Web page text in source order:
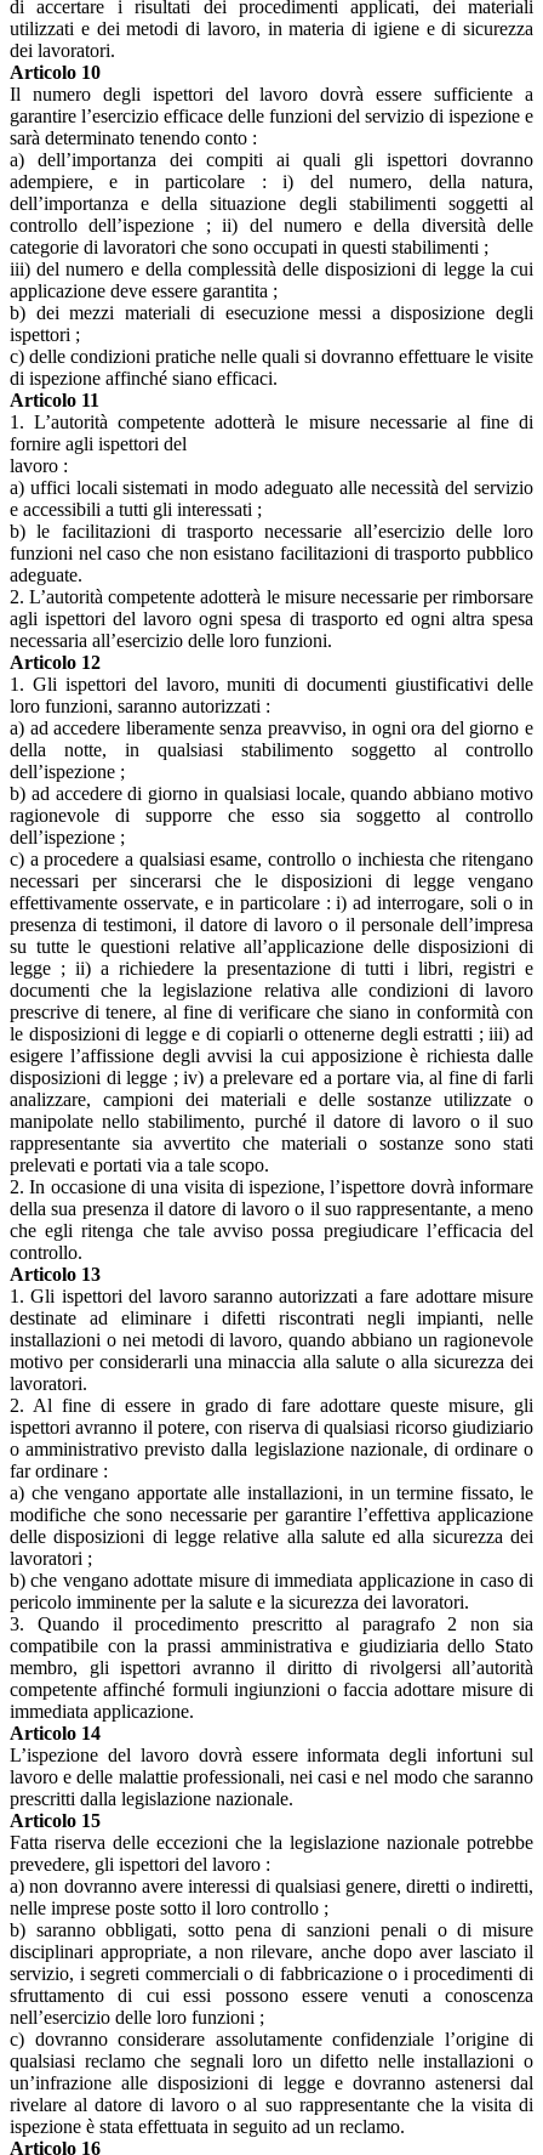
di accertare i risultati dei procedimenti applicati, dei materiali
utilizzati e dei metodi di lavoro, in materia di igiene e di sicurezza
dei lavoratori.
Articolo 10
Il numero degli ispettori del lavoro dovrà essere sufficiente a
garantire l’esercizio efficace delle funzioni del servizio di ispezione e
sarà determinato tenendo conto :
a) dell’importanza dei compiti ai quali gli ispettori dovranno
adempiere, e in particolare : i) del numero, della natura,
dell’importanza e della situazione degli stabilimenti soggetti al
controllo dell’ispezione ; ii) del numero e della diversità delle
categorie di lavoratori che sono occupati in questi stabilimenti ;
iii) del numero e della complessità delle disposizioni di legge la cui
applicazione deve essere garantita ;
b) dei mezzi materiali di esecuzione messi a disposizione degli
ispettori ;
c) delle condizioni pratiche nelle quali si dovranno effettuare le visite
di ispezione affinché siano efficaci.
Articolo 11
1. L’autorità competente adotterà le misure necessarie al fine di
fornire agli ispettori del
lavoro :
a) uffici locali sistemati in modo adeguato alle necessità del servizio
e accessibili a tutti gli interessati ;
b) le facilitazioni di trasporto necessarie all’esercizio delle loro
funzioni nel caso che non esistano facilitazioni di trasporto pubblico
adeguate.
2. L’autorità competente adotterà le misure necessarie per rimborsare
agli ispettori del lavoro ogni spesa di trasporto ed ogni altra spesa
necessaria all’esercizio delle loro funzioni.
Articolo 12
1. Gli ispettori del lavoro, muniti di documenti giustificativi delle
loro funzioni, saranno autorizzati :
a) ad accedere liberamente senza preavviso, in ogni ora del giorno e
della notte, in qualsiasi stabilimento soggetto al controllo
dell’ispezione ;
b) ad accedere di giorno in qualsiasi locale, quando abbiano motivo
ragionevole di supporre che esso sia soggetto al controllo
dell’ispezione ;
c) a procedere a qualsiasi esame, controllo o inchiesta che ritengano
necessari per sincerarsi che le disposizioni di legge vengano
effettivamente osservate, e in particolare : i) ad interrogare, soli o in
presenza di testimoni, il datore di lavoro o il personale dell’impresa
su tutte le questioni relative all’applicazione delle disposizioni di
legge ; ii) a richiedere la presentazione di tutti i libri, registri e
documenti che la legislazione relativa alle condizioni di lavoro
prescrive di tenere, al fine di verificare che siano in conformità con
le disposizioni di legge e di copiarli o ottenerne degli estratti ; iii) ad
esigere l’affissione degli avvisi la cui apposizione è richiesta dalle
disposizioni di legge ; iv) a prelevare ed a portare via, al fine di farli
analizzare, campioni dei materiali e delle sostanze utilizzate o
manipolate nello stabilimento, purché il datore di lavoro o il suo
rappresentante sia avvertito che materiali o sostanze sono stati
prelevati e portati via a tale scopo.
2. In occasione di una visita di ispezione, l’ispettore dovrà informare
della sua presenza il datore di lavoro o il suo rappresentante, a meno
che egli ritenga che tale avviso possa pregiudicare l’efficacia del
controllo.
Articolo 13
1. Gli ispettori del lavoro saranno autorizzati a fare adottare misure
destinate ad eliminare i difetti riscontrati negli impianti, nelle
installazioni o nei metodi di lavoro, quando abbiano un ragionevole
motivo per considerarli una minaccia alla salute o alla sicurezza dei
lavoratori.
2. Al fine di essere in grado di fare adottare queste misure, gli
ispettori avranno il potere, con riserva di qualsiasi ricorso giudiziario
o amministrativo previsto dalla legislazione nazionale, di ordinare o
far ordinare :
a) che vengano apportate alle installazioni, in un termine fissato, le
modifiche che sono necessarie per garantire l’effettiva applicazione
delle disposizioni di legge relative alla salute ed alla sicurezza dei
lavoratori ;
b) che vengano adottate misure di immediata applicazione in caso di
pericolo imminente per la salute e la sicurezza dei lavoratori.
3. Quando il procedimento prescritto al paragrafo 2 non sia
compatibile con la prassi amministrativa e giudiziaria dello Stato
membro, gli ispettori avranno il diritto di rivolgersi all’autorità
competente affinché formuli ingiunzioni o faccia adottare misure di
immediata applicazione.
Articolo 14
L’ispezione del lavoro dovrà essere informata degli infortuni sul
lavoro e delle malattie professionali, nei casi e nel modo che saranno
prescritti dalla legislazione nazionale.
Articolo 15
Fatta riserva delle eccezioni che la legislazione nazionale potrebbe
prevedere, gli ispettori del lavoro :
a) non dovranno avere interessi di qualsiasi genere, diretti o indiretti,
nelle imprese poste sotto il loro controllo ;
b) saranno obbligati, sotto pena di sanzioni penali o di misure
disciplinari appropriate, a non rilevare, anche dopo aver lasciato il
servizio, i segreti commerciali o di fabbricazione o i procedimenti di
sfruttamento di cui essi possono essere venuti a conoscenza
nell’esercizio delle loro funzioni ;
c) dovranno considerare assolutamente confidenziale l’origine di
qualsiasi reclamo che segnali loro un difetto nelle installazioni o
un’infrazione alle disposizioni di legge e dovranno astenersi dal
rivelare al datore di lavoro o al suo rappresentante che la visita di
ispezione è stata effettuata in seguito ad un reclamo.
Articolo 16